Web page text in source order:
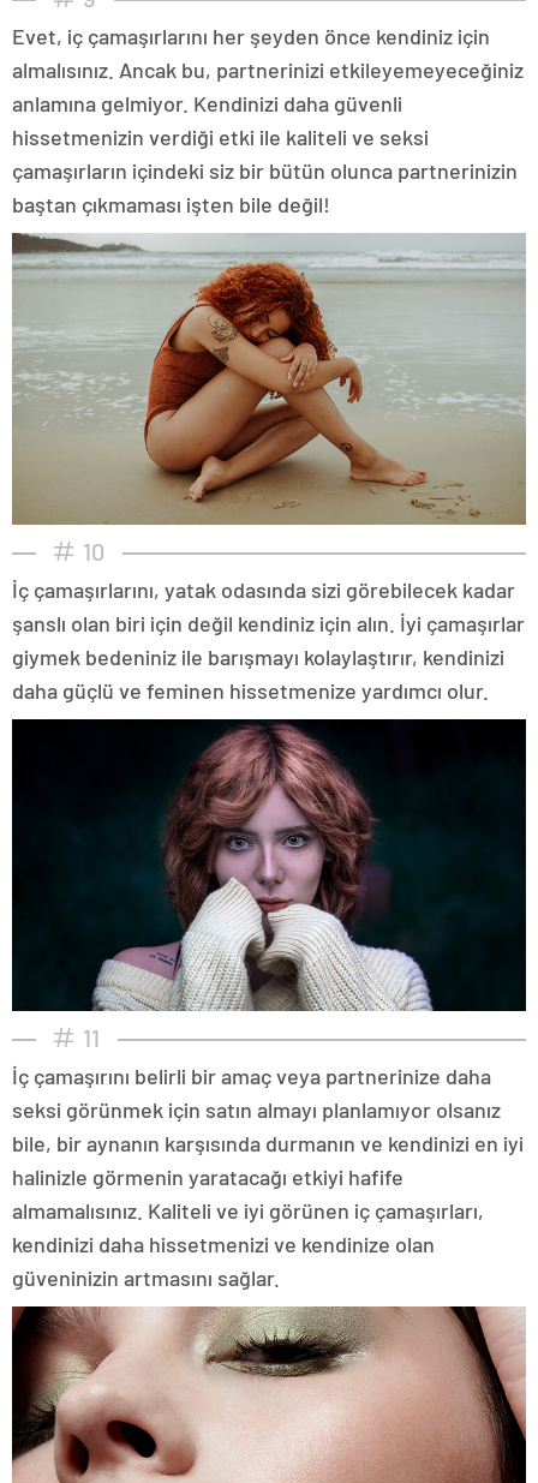
Evet, iç çamaşırlarını her şeyden önce kendiniz için
almalısınız. Ancak bu, partnerinizi etkileyemeyeceğiniz
anlamına gelmiyor. Kendinizi daha güvenli
hissetmenizin verdiği etki ile kaliteli ve seksi
çamaşırların içindeki siz bir bütün olunca partnerinizin
baştan çıkmaması işten bile değil!
10
İç çamaşırlarını, yatak odasında sizi görebilecek kadar
şanslı olan biri için değil kendiniz için alın. İyi çamaşırlar
giymek bedeniniz ile barışmayı kolaylaştırır, kendinizi
daha güçlü ve feminen hissetmenize yardımcı olur.
11
İç çamaşırını belirli bir amaç veya partnerinize daha
seksi görünmek için satın almayı planlamıyor olsanız
bile, bir aynanın karşısında durmanın ve kendinizi en iyi
halinizle görmenin yaratacağı etkiyi hafife
almamalısınız. Kaliteli ve iyi görünen iç çamaşırları,
kendinizi daha hissetmenizi ve kendinize olan
güveninizin artmasını sağlar.